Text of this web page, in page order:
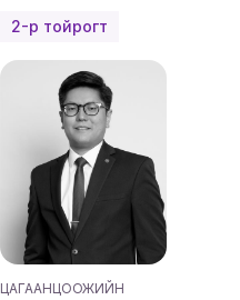
2-р тойрогт
ЦАГААНЦООЖИЙН